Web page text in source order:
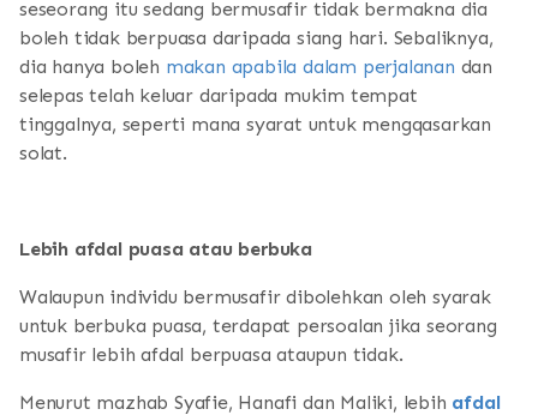
seseorang itu sedang bermusafir tidak bermakna dia
boleh tidak berpuasa daripada siang hari. Sebaliknya,
dia hanya boleh makan apabila dalam perjalanan dan
selepas telah keluar daripada mukim tempat
tinggalnya, seperti mana syarat untuk mengqasarkan
solat.
Lebih afdal puasa atau berbuka
Walaupun individu bermusafir dibolehkan oleh syarak
untuk berbuka puasa, terdapat persoalan jika seorang
musafir lebih afdal berpuasa ataupun tidak.
Menurut mazhab Syafie, Hanafi dan Maliki, lebih afdal